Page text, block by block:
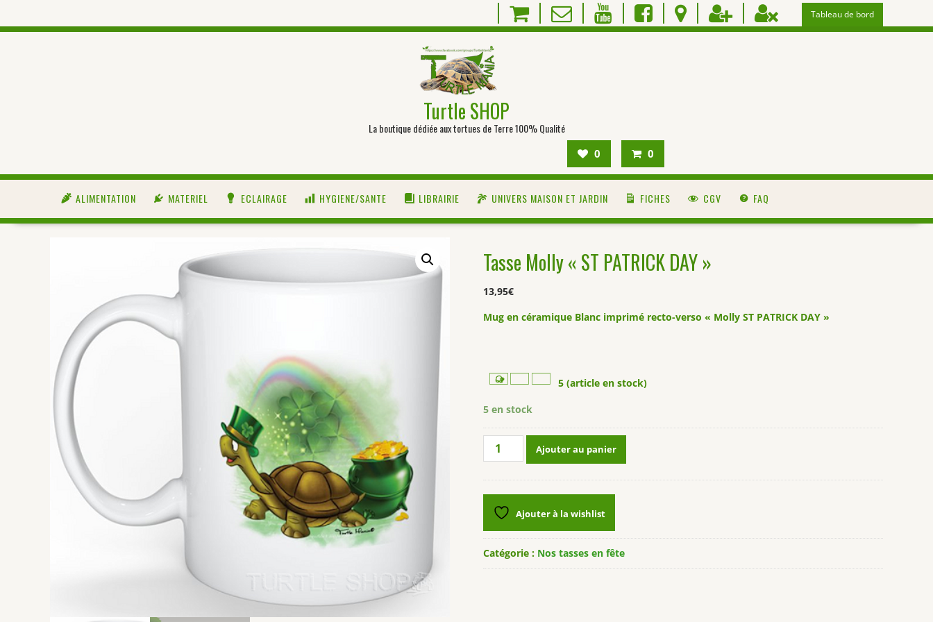
Tableau de bord
Turtle SHOP
La boutique dédiée aux tortues de Terre 100% Qualité
0 0
ALIMENTATION MATERIEL ECLAIRAGE HYGIENE/SANTE LIBRAIRIE UNIVERS MAISON ET JARDIN FICHES CGV FAQ
Tasse Molly « ST PATRICK DAY »
13,95€
Mug en céramique Blanc imprimé recto-verso « Molly ST PATRICK DAY »
5 (article en stock)
5 en stock
quantité
"ST
PATRICK
DAY"
Ajouter au panier
Ajouter à la wishlist
Catégorie : Nos tasses en fête